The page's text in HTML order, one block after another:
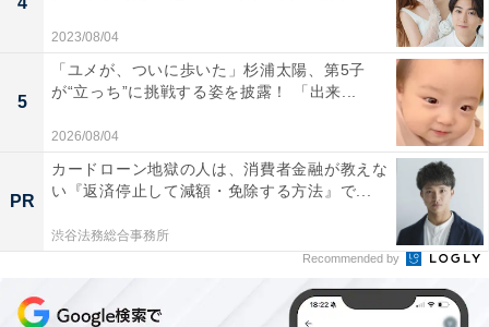
2023/08/04
5
「ユメが、ついに歩いた」杉浦太陽、第5子
が“立っち”に挑戦する姿を披露！ 「出来...
2026/08/04
PR
カードローン地獄の人は、消費者金融が教えな
い『返済停止して減額・免除する方法』で...
渋谷法務総合事務所
Recommended by